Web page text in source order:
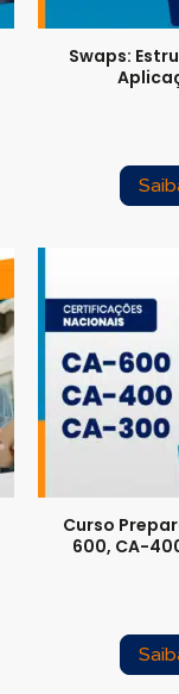
Swaps:
Curso
600, CA-